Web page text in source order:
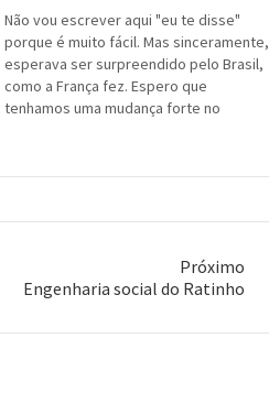
Não vou escrever aqui "eu te disse"
porque é muito fácil. Mas sinceramente,
esperava ser surpreendido pelo Brasil,
como a França fez. Espero que
tenhamos uma mudança forte no
quando jogamos unidos. Tá na hora de
Próximo
Engenharia social do Ratinho